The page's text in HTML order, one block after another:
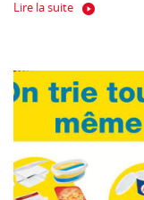
Lire la suite